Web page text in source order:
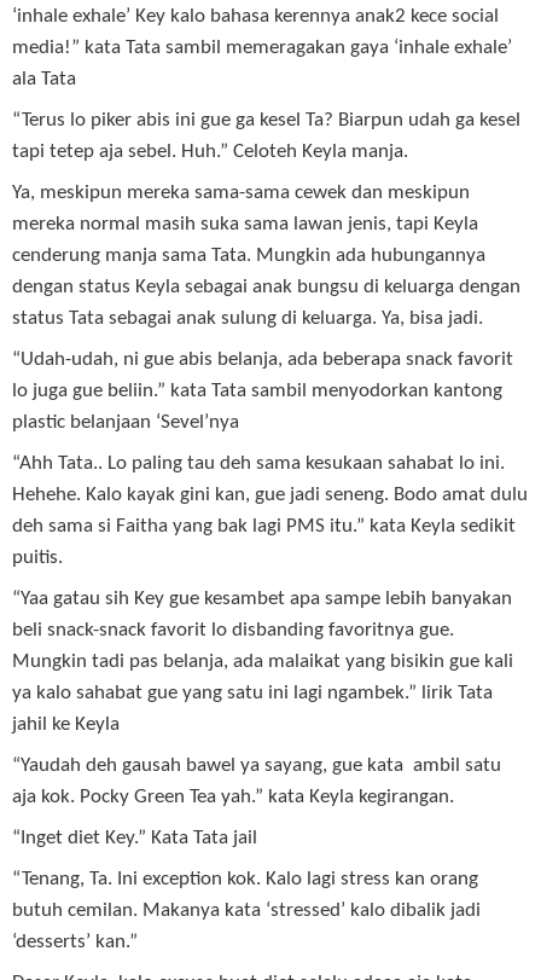
‘inhale exhale’ Key kalo bahasa kerennya anak2 kece social
media!” kata Tata sambil memeragakan gaya ‘inhale exhale’
ala Tata
“Terus lo piker abis ini gue ga kesel Ta? Biarpun udah ga kesel
tapi tetep aja sebel. Huh.” Celoteh Keyla manja.
Ya, meskipun mereka sama-sama cewek dan meskipun
mereka normal masih suka sama lawan jenis, tapi Keyla
cenderung manja sama Tata. Mungkin ada hubungannya
dengan status Keyla sebagai anak bungsu di keluarga dengan
status Tata sebagai anak sulung di keluarga. Ya, bisa jadi.
“Udah-udah, ni gue abis belanja, ada beberapa snack favorit
lo juga gue beliin.” kata Tata sambil menyodorkan kantong
plastic belanjaan ‘Sevel’nya
“Ahh Tata.. Lo paling tau deh sama kesukaan sahabat lo ini.
Hehehe. Kalo kayak gini kan, gue jadi seneng. Bodo amat dulu
deh sama si Faitha yang bak lagi PMS itu.” kata Keyla sedikit
puitis.
“Yaa gatau sih Key gue kesambet apa sampe lebih banyakan
beli snack-snack favorit lo disbanding favoritnya gue.
Mungkin tadi pas belanja, ada malaikat yang bisikin gue kali
ya kalo sahabat gue yang satu ini lagi ngambek.” lirik Tata
jahil ke Keyla
“Yaudah deh gausah bawel ya sayang, gue kata ambil satu
aja kok. Pocky Green Tea yah.” kata Keyla kegirangan.
“Inget diet Key.” Kata Tata jail
“Tenang, Ta. Ini exception kok. Kalo lagi stress kan orang
butuh cemilan. Makanya kata ‘stressed’ kalo dibalik jadi
‘desserts’ kan.”